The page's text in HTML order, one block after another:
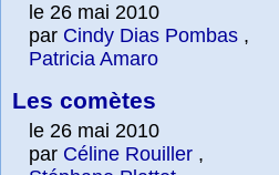
le 26 mai 2010
par Cindy Dias Pombas ,
Patricia Amaro
Les comètes
le 26 mai 2010
par Céline Rouiller ,